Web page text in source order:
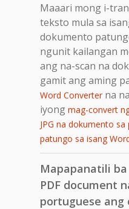
Maaari mong i-
teksto mula sa
dokumento
ngunit kailangan
ang na-scan na
gamit ang aming
Word Converterna
iyong mag-convert
JPG na dokumento
patungo sa isang
Mapapanatili
PDF document
portuguese